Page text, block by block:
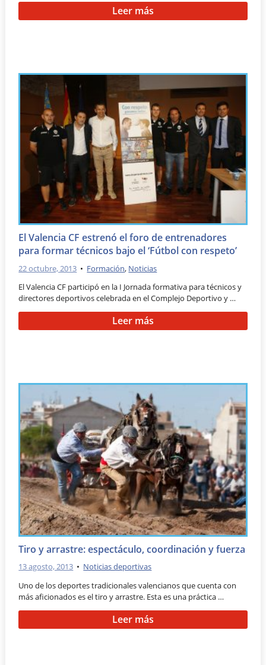
Leer más
El Valencia CF estrenó el foro de entrenadores
para formar técnicos bajo el ‘Fútbol con respeto’
22 octubre, 2013 • Formación, Noticias
El Valencia CF participó en la I Jornada formativa para técnicos y
directores deportivos celebrada en el Complejo Deportivo y …
Leer más
Tiro y arrastre: espectáculo, coordinación y fuerza
13 agosto, 2013 • Noticias deportivas
Uno de los deportes tradicionales valencianos que cuenta con
más aficionados es el tiro y arrastre. Esta es una práctica …
Leer más